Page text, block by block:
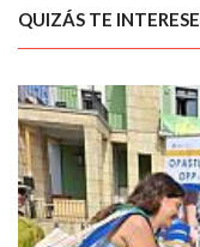
QUIZÁS TE